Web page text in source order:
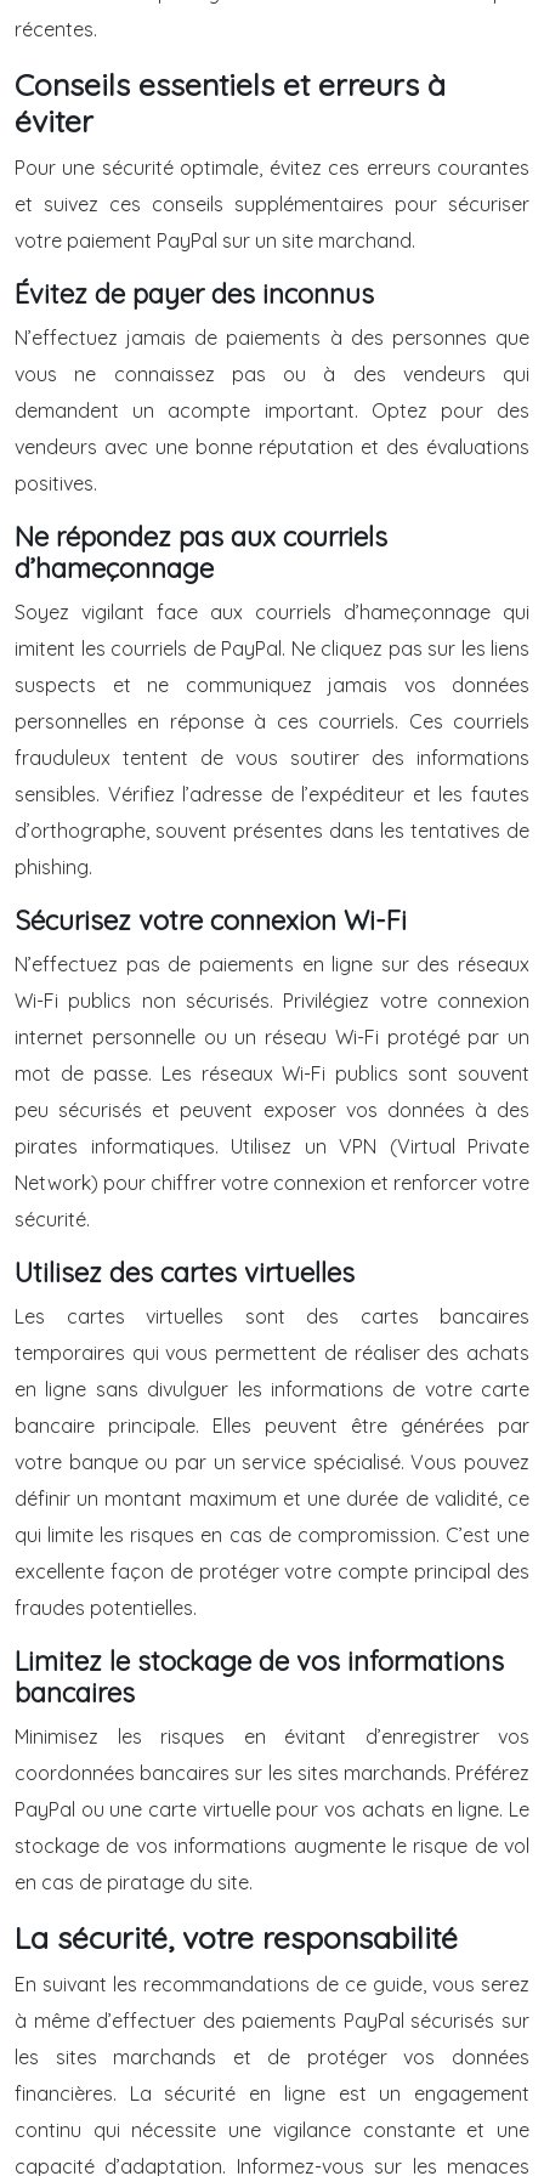
récentes.
Conseils essentiels et erreurs à
éviter
Pour une sécurité optimale, évitez ces erreurs courantes
et suivez ces conseils supplémentaires pour sécuriser
votre paiement PayPal sur un site marchand.
Évitez de payer des inconnus
N’effectuez jamais de paiements à des personnes que
vous ne connaissez pas ou à des vendeurs qui
demandent un acompte important. Optez pour des
vendeurs avec une bonne réputation et des évaluations
positives.
Ne répondez pas aux courriels
d’hameçonnage
Soyez vigilant face aux courriels d’hameçonnage qui
imitent les courriels de PayPal. Ne cliquez pas sur les liens
suspects et ne communiquez jamais vos données
personnelles en réponse à ces courriels. Ces courriels
frauduleux tentent de vous soutirer des informations
sensibles. Vérifiez l’adresse de l’expéditeur et les fautes
d’orthographe, souvent présentes dans les tentatives de
phishing.
Sécurisez votre connexion Wi-Fi
N’effectuez pas de paiements en ligne sur des réseaux
Wi-Fi publics non sécurisés. Privilégiez votre connexion
internet personnelle ou un réseau Wi-Fi protégé par un
mot de passe. Les réseaux Wi-Fi publics sont souvent
peu sécurisés et peuvent exposer vos données à des
pirates informatiques. Utilisez un VPN (Virtual Private
Network) pour chiffrer votre connexion et renforcer votre
sécurité.
Utilisez des cartes virtuelles
Les cartes virtuelles sont des cartes bancaires
temporaires qui vous permettent de réaliser des achats
en ligne sans divulguer les informations de votre carte
bancaire principale. Elles peuvent être générées par
votre banque ou par un service spécialisé. Vous pouvez
définir un montant maximum et une durée de validité, ce
qui limite les risques en cas de compromission. C’est une
excellente façon de protéger votre compte principal des
fraudes potentielles.
Limitez le stockage de vos informations
bancaires
Minimisez les risques en évitant d’enregistrer vos
coordonnées bancaires sur les sites marchands. Préférez
PayPal ou une carte virtuelle pour vos achats en ligne. Le
stockage de vos informations augmente le risque de vol
en cas de piratage du site.
La sécurité, votre responsabilité
En suivant les recommandations de ce guide, vous serez
à même d’effectuer des paiements PayPal sécurisés sur
les sites marchands et de protéger vos données
financières. La sécurité en ligne est un engagement
continu qui nécessite une vigilance constante et une
capacité d’adaptation. Informez-vous sur les menaces